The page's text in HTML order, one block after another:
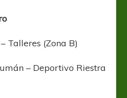
Talleres (Zona B)
– Deportivo Riestra